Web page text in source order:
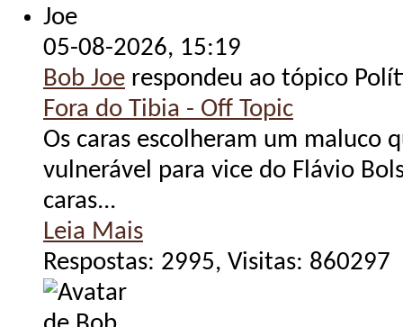
05-08-2026, 15:19
Bob Joe respondeu ao tópico
Fora do Tibia - Off Topic
Os caras escolheram um maluco
vulnerável para vice do Flávio
caras...
Leia Mais
Respostas: 2995, Visitas: 860297